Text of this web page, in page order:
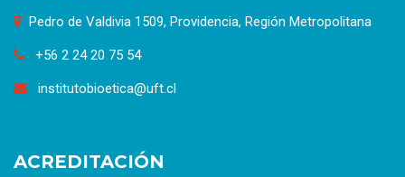
Pedro de Valdivia 1509, Providencia, Región Metropolitana
+56 2 24 20 75 54
institutobioetica@uft.cl
ACREDITACIÓN